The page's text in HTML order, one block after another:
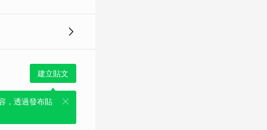
建立貼文
，透過發布貼